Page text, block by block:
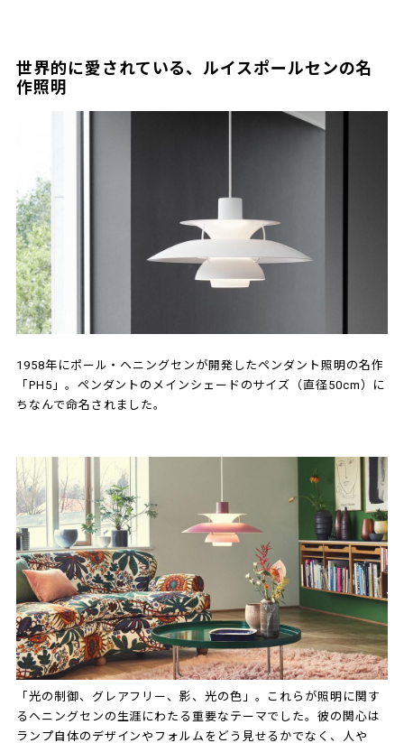
世界的に愛されている、ルイスポールセンの名
作照明
1958年にポール・ヘニングセンが開発したペンダント照明の名作
「PH5」。ペンダントのメインシェードのサイズ（直径50cm）に
ちなんで命名されました。
「光の制御、グレアフリー、影、光の色」。これらが照明に関す
るヘニングセンの生涯にわたる重要なテーマでした。彼の関心は
ランプ自体のデザインやフォルムをどう見せるかでなく、人や